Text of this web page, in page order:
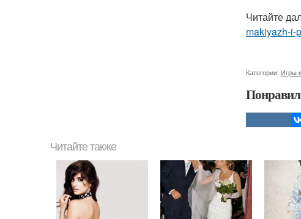
Читайте
makiyazh-i-
Категории: Игры
Читайте также